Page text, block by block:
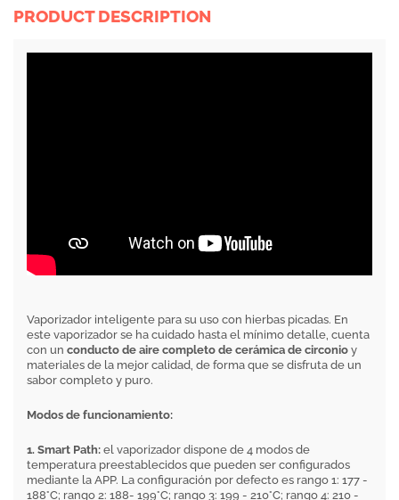
PRODUCT DESCRIPTION
Vaporizador inteligente para su uso con hierbas picadas. En
este vaporizador se ha cuidado hasta el mínimo detalle, cuenta
con un conducto de aire completo de cerámica de circonio y
materiales de la mejor calidad, de forma que se disfruta de un
sabor completo y puro.
Modos de funcionamiento:
1. Smart Path: el vaporizador dispone de 4 modos de
temperatura preestablecidos que pueden ser configurados
mediante la APP. La configuración por defecto es rango 1: 177 -
188°C; rango 2: 188- 199°C; rango 3: 199 - 210°C; rango 4: 210 -